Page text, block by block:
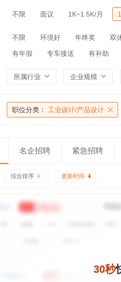
不限 面议 1K~1.5K/月
不限 环境好 年终奖 双
有年假 专车接送 有补助
所属行业 企业规模
职位分类： 工业设计/产品设计
名企招聘 紧急招聘
综合排序 更新时间
30秒